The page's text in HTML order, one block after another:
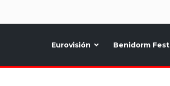
Eurovisión Benidorm Fest